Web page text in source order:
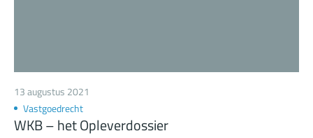
13 augustus 2021
Vastgoedrecht
WKB – het Opleverdossier